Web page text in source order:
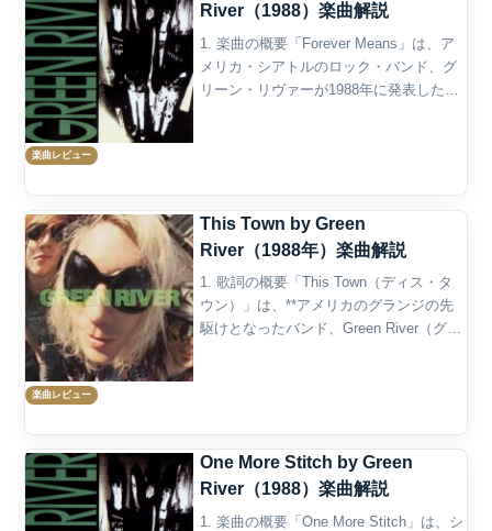
楽曲レビュー
River（1988）楽曲解説
1. 楽曲の概要「Forever Means」は、ア
メリカ・シアトルのロック・バンド、グ
リーン・リヴァーが1988年に発表したア
楽曲レビュー
This Town by Green
River（1988年）楽曲解説
1. 歌詞の概要「This Town（ディス・タ
ウン）」は、**アメリカのグランジの先
駆けとなったバンド、Green River（グリ
One More Stitch by Green
River（1988）楽曲解説
1. 楽曲の概要「One More Stitch」は、シ